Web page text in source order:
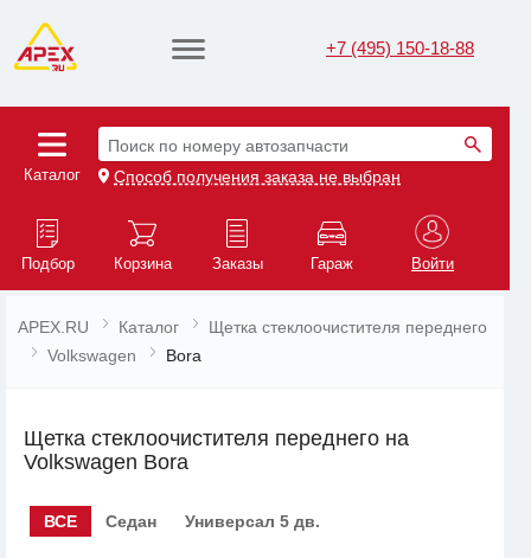
+7 (495) 150-18-88
Каталог
Поиск по номеру автозапчасти
Способ получения заказа не выбран
Подбор Корзина Заказы Гараж Войти
APEX.RU Каталог
Щетка стеклоочистителя переднего
Volkswagen
Bora
Щетка стеклоочистителя переднего на
Volkswagen Bora
ВСЕ Седан Универсал 5 дв.